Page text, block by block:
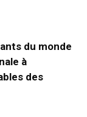
du monde
à
des